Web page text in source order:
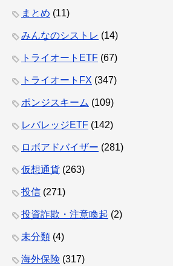
まとめ (11)
みんなのシストレ (14)
トライオートETF (67)
トライオートFX (347)
ポンジスキーム (109)
レバレッジETF (142)
ロボアドバイザー (281)
仮想通貨 (263)
投信 (271)
投資詐欺・注意喚起 (2)
未分類 (4)
海外保険 (317)